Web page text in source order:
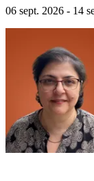
06 sept. 2026 - 14